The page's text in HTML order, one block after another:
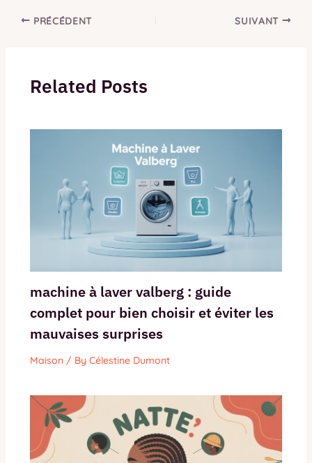
PRÉCÉDENT SUIVANT
Related Posts
machine à laver valberg : guide
complet pour bien choisir et éviter les
mauvaises surprises
Maison/ By Célestine Dumont